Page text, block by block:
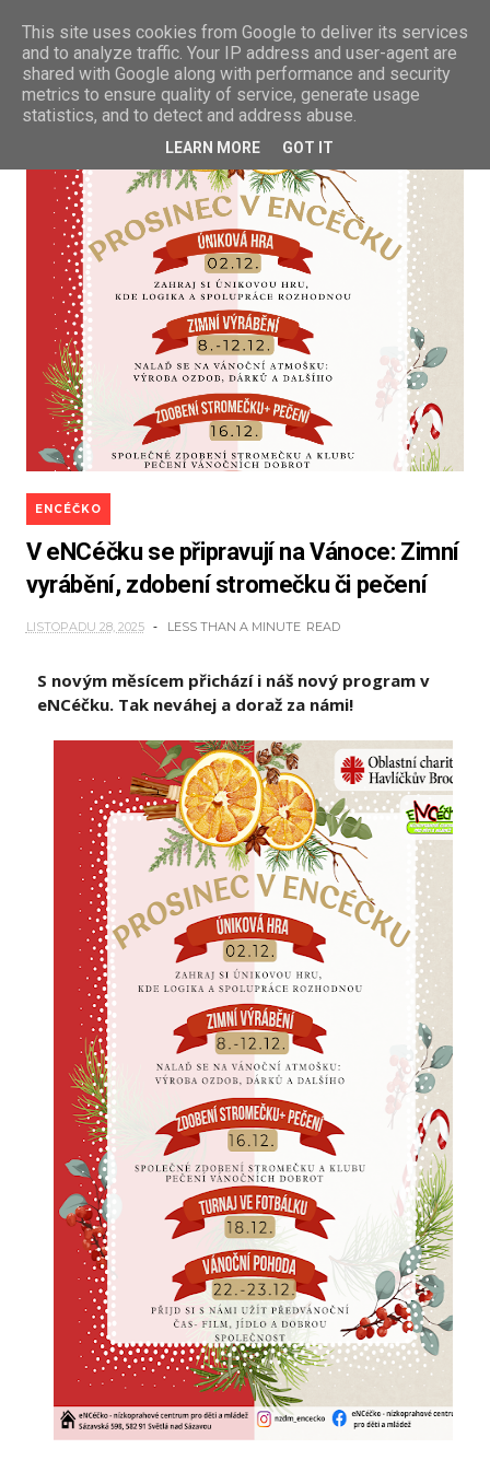
ENCÉČKO
V eNCéčku se připravují na Vánoce: Zimní
vyrábění, zdobení stromečku či pečení
LISTOPADU 28, 2025 LESS THAN A MINUTE READ
S novým měsícem přichází i náš nový program v
eNCéčku. Tak neváhej a doraž za námi!
This site uses cookies from Google to deliver its services
and to analyze traffic. Your IP address and user-agent are
shared with Google along with performance and security
metrics to ensure quality of service, generate usage
statistics, and to detect and address abuse.
LEARN MORE GOT IT